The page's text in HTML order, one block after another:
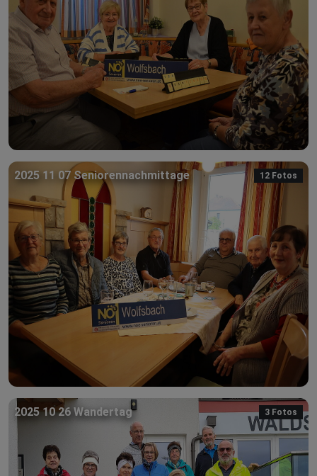
2025 11 07 Seniorennachmittage 12 Fotos
2025 10 26 Wandertag 3 Fotos